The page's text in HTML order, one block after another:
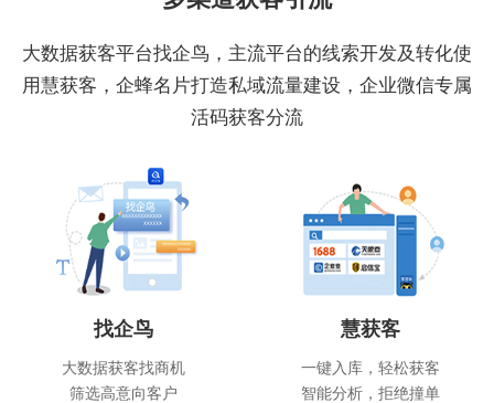
大数据获客平台找企鸟，主流平台的线索开发及转化使
用慧获客，企蜂名片打造私域流量建设，企业微信专属
活码获客分流
找企鸟
大数据获客找商机
筛选高意向客户
慧获客
一键入库，轻松获客
智能分析，拒绝撞单